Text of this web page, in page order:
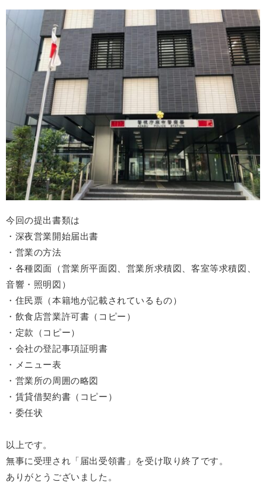
今回の提出書類は
・ 深夜営業開始届出書
・ 営業の方法
・ 各種図面（営業所平面図、営業所求積図、客室等求積図、
音響・照明図）
・ 住民票（本籍地が記載されているもの）
・ 飲食店営業許可書（コピー）
・ 定款（コピー）
・会社の登記事項証明書
・
メニュー表
・営業所の周囲の略図
・賃貸借契約書（コピー）
・委任状
以上です。
無事に受理され「届出受領書」を受け取り終了です。
ありがとうございました。